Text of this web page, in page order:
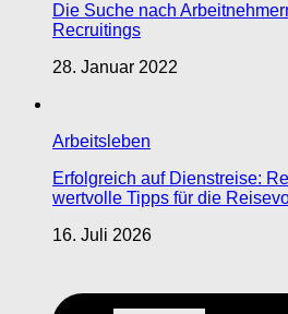
Die Suche nach
Recruitings
28. Januar 2022
Arbeitsleben
Erfolgreich auf Dienstreise:
wertvolle Tipps für die
16. Juli 2026